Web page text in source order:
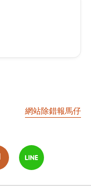
網站除錯報馬仔